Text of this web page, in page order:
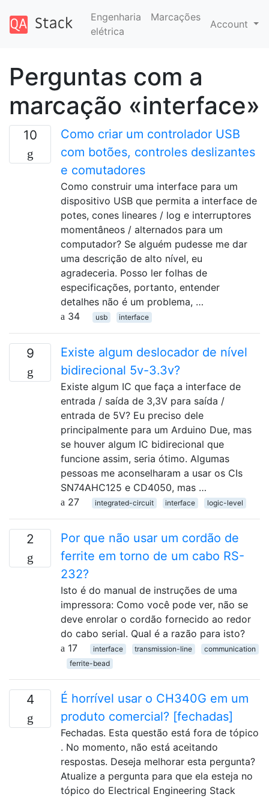
Engenharia
elétrica
Marcações
Account
Perguntas com a
marcação «interface»
10
Como criar um controlador USB
com botões, controles deslizantes
e comutadores
Como construir uma interface para um
dispositivo USB que permita a interface de
potes, cones lineares / log e interruptores
momentâneos / alternados para um
computador? Se alguém pudesse me dar
uma descrição de alto nível, eu
agradeceria. Posso ler folhas de
especificações, portanto, entender
detalhes não é um problema, …
34
usb interface
9
Existe algum deslocador de nível
bidirecional 5v-3.3v?
Existe algum IC que faça a interface de
entrada / saída de 3,3V para saída /
entrada de 5V? Eu preciso dele
principalmente para um Arduino Due, mas
se houver algum IC bidirecional que
funcione assim, seria ótimo. Algumas
pessoas me aconselharam a usar os CIs
SN74AHC125 e CD4050, mas …
27
integrated-circuit interface logic-level
2
Por que não usar um cordão de
ferrite em torno de um cabo RS-
232?
Isto é do manual de instruções de uma
impressora: Como você pode ver, não se
deve enrolar o cordão fornecido ao redor
do cabo serial. Qual é a razão para isto?
17
interface transmission-line
communication
ferrite-bead
4
É horrível usar o CH340G em um
produto comercial? [fechadas]
Fechadas. Esta questão está fora de tópico
. No momento, não está aceitando
respostas. Deseja melhorar esta pergunta?
Atualize a pergunta para que ela esteja no
tópico do Electrical Engineering Stack